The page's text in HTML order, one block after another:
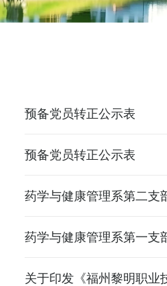
预备党员转正公示表
预备党员转正公示表
药学与健康管理系第二支
药学与健康管理系第一支